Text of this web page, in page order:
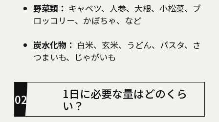
野菜類： キャベツ、人参、大根、小松菜、ブ
ロッコリー、かぼちゃ、など
炭水化物： 白米、玄米、うどん、パスタ、さ
つまいも、じゃがいも
1日に必要な量はどのくら
い？